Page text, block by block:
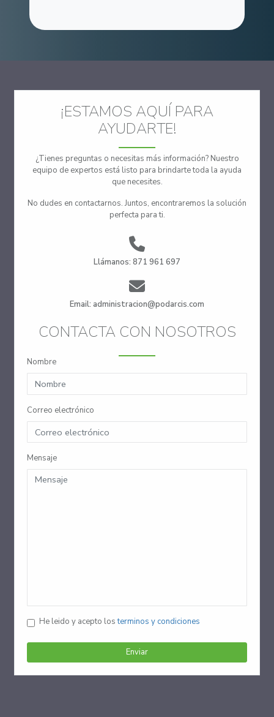
¡ESTAMOS AQUÍ PARA
AYUDARTE!
¿Tienes preguntas o necesitas más información? Nuestro
equipo de expertos está listo para brindarte toda la ayuda
que necesites.
No dudes en contactarnos. Juntos, encontraremos la solución
perfecta para ti.
Llámanos: 871 961 697
Email: administracion@podarcis.com
CONTACTA CON NOSOTROS
Nombre
Correo electrónico
Mensaje
He leido y acepto losterminos y condiciones
Enviar